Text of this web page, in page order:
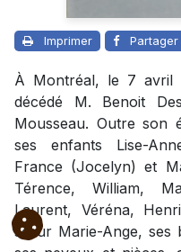
Imprimer Partager
À Montréal, le 7 avril
décédé M. Benoit
Mousseau. Outre son
ses enfants Lise-
France (Jocelyn) et
Térence, William,
Laurent, Véréna,
sœur Marie-Ange, ses